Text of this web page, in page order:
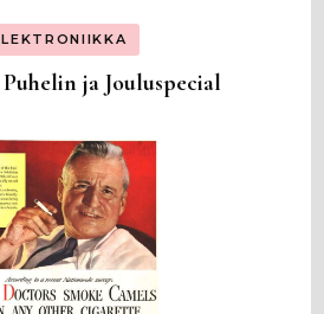
Puhelin ja Jouluspecial